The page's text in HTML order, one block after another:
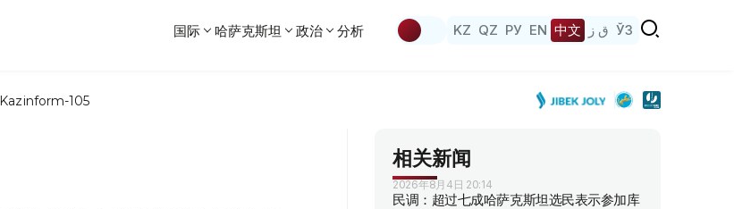
国际 哈萨克斯坦 政治 分析 KZ QZ РУ EN 中文 ق ز ЎЗ
Kazinform-105
相关新闻
2026年8月4日 20:14
民调：超过七成哈萨克斯坦选民表示参加库